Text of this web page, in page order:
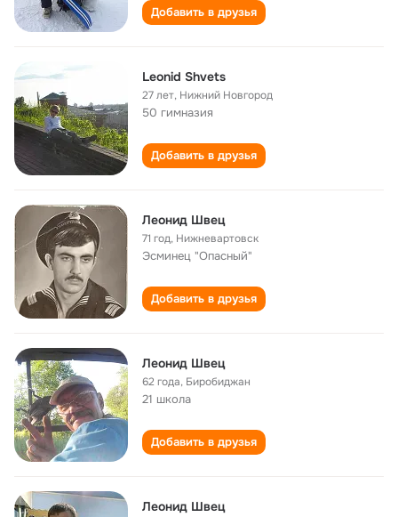
Добавить в друзья
Leonid Shvets
27 лет, Нижний Новгород
50 гимназия
Добавить в друзья
Леонид Швец
71 год, Нижневартовск
Эсминец "Опасный"
Добавить в друзья
Леонид Швец
62 года, Биробиджан
21 школа
Добавить в друзья
Леонид Швец